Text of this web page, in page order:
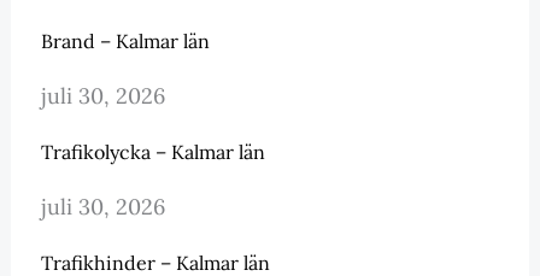
Brand – Kalmar län
juli 30, 2026
Trafikolycka – Kalmar län
juli 30, 2026
Trafikhinder – Kalmar län